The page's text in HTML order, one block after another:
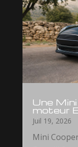
Une
moteur
Juil 19, 2026
Mini